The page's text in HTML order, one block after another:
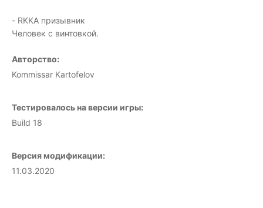
- RKKA призывник
Человек с винтовкой.
Авторство:
Kommissar Kartofelov
Тестировалось на версии игры:
Build 18
Версия модификации:
11.03.2020